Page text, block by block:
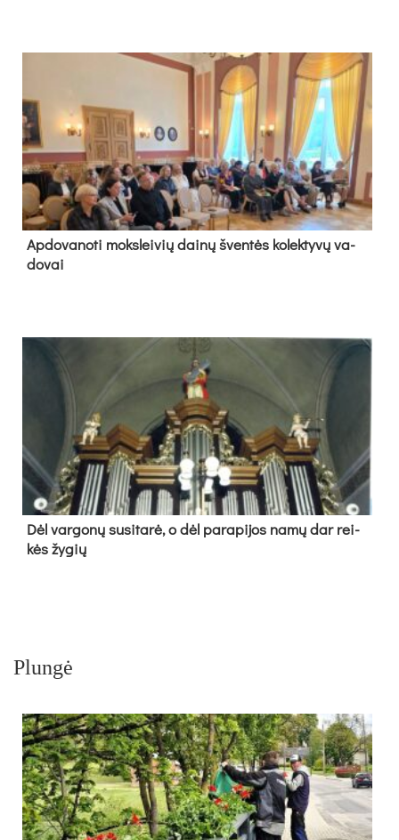
Ap­do­va­no­ti moks­lei­vių dai­nų šven­tės ko­lek­ty­vų va­
do­vai
Dėl var­go­nų su­si­ta­rė, o dėl pa­ra­pi­jos na­mų dar rei­
kės žy­gių
Plungė